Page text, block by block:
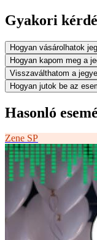
Gyakori
Hogyan vásárolhatok
Hogyan kapom meg a
Visszaválthatom a
Hogyan jutok be az
Hasonló
Zene SP